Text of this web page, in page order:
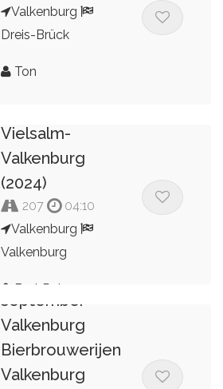
Valkenburg
Dreis-Brück
Ton
Vielsalm-
Valkenburg
(2024)
207
04:10
Valkenburg
Valkenburg
Bert Peters
september
Valkenburg
Bierbrouwerijen
Valkenburg